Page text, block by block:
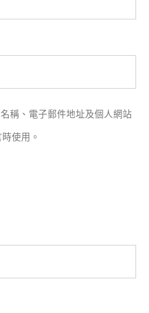
稱、電子郵件地址及個人網站
使用。